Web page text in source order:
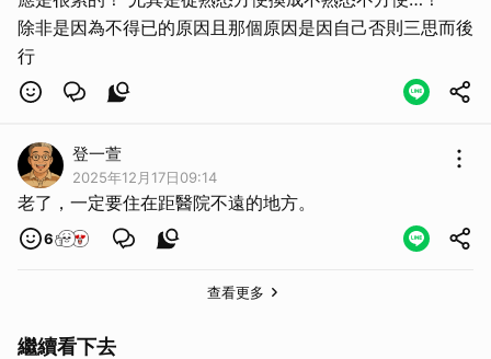
除非是因為不得已的原因且那個原因是因自己否則三思而後
行
登一萱
2025年12月17日09:14
老了，一定要住在距醫院不遠的地方。
6
查看更多
繼續看下去